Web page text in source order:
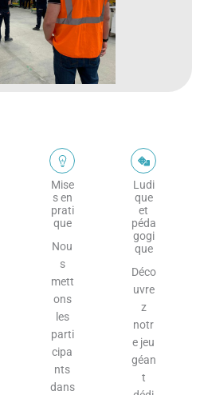
Mise
s en
prati
que
Nou
s
mett
ons
les
parti
cipa
nts
dans
Ludi
que
et
péda
gogi
que
Déco
uvre
z
notr
e jeu
géan
t